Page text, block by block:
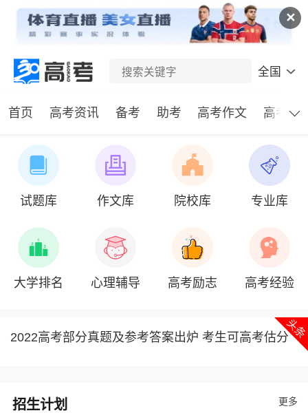
✕
全国
首页 高考资讯 备考 助考 高考作文 高考试
试题库 作文库 院校库 专业库
大学排名 心理辅导 高考励志 高考经验
2022高考部分真题及参考答案出炉 考生可高考估分
招生计划 更多